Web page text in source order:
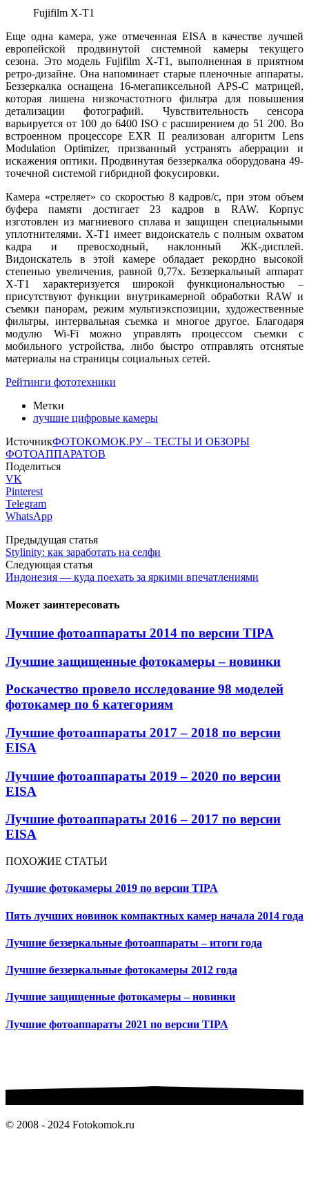
Fujifilm X-T1
Еще одна камера, уже отмеченная EISA в качестве лучшей
европейской продвинутой системной камеры текущего
сезона. Это модель Fujifilm X-T1, выполненная в приятном
ретро-дизайне. Она напоминает старые пленочные аппараты.
Беззеркалка оснащена 16-мегапиксельной APS-C матрицей,
которая лишена низкочастотного фильтра для повышения
детализации фотографий. Чувствительность сенсора
варьируется от 100 до 6400 ISO с расширением до 51 200. Во
встроенном процессоре EXR II реализован алгоритм Lens
Modulation Optimizer, призванный устранять аберрации и
искажения оптики. Продвинутая беззеркалка оборудована 49-
точечной системой гибридной фокусировки.
Камера «стреляет» со скоростью 8 кадров/с, при этом объем
буфера памяти достигает 23 кадров в RAW. Корпус
изготовлен из магниевого сплава и защищен специальными
уплотнителями. X-T1 имеет видоискатель с полным охватом
кадра и превосходный, наклонный ЖК-дисплей.
Видоискатель в этой камере обладает рекордно высокой
степенью увеличения, равной 0,77х. Беззеркальный аппарат
X-T1 характеризуется широкой функциональностью –
присутствуют функции внутрикамерной обработки RAW и
съемки панорам, режим мультиэкспозиции, художественные
фильтры, интервальная съемка и многое другое. Благодаря
модулю Wi-Fi можно управлять процессом съемки с
мобильного устройства, либо быстро отправлять отснятые
материалы на страницы социальных сетей.
Рейтинги фототехники
Метки
лучшие цифровые камеры
ИсточникФОТОКОМОК.РУ – ТЕСТЫ И ОБЗОРЫ
ФОТОАППАРАТОВ
Поделиться
VK
Pinterest
Telegram
WhatsApp
Предыдущая статья
Stylinity: как заработать на селфи
Следующая статья
Индонезия — куда поехать за яркими впечатлениями
Может заинтересовать
Лучшие фотоаппараты 2014 по версии TIPA
Лучшие защищенные фотокамеры – новинки
Роскачество провело исследование 98 моделей
фотокамер по 6 категориям
Лучшие фотоаппараты 2017 – 2018 по версии
EISA
Лучшие фотоаппараты 2019 – 2020 по версии
EISA
Лучшие фотоаппараты 2016 – 2017 по версии
EISA
ПОХОЖИЕ СТАТЬИ
Лучшие фотокамеры 2019 по версии TIPA
Пять лучших новинок компактных камер начала 2014 года
Лучшие беззеркальные фотоаппараты – итоги года
Лучшие беззеркальные фотокамеры 2012 года
Лучшие защищенные фотокамеры – новинки
Лучшие фотоаппараты 2021 по версии TIPA
© 2008 - 2024 Fotokomok.ru